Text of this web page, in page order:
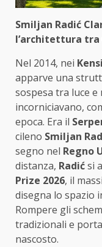
Smiljan Radić
l’architettura tra
Nel 2014, nei
apparve una
sospesa tra luce e
incorniciavano,
epoca. Era il
cileno Smiljan
segno nel Regno
distanza, Radićsi
Prize 2026, il
disegna lo spazio
Rompere gli
tradizionali e
nascosto.